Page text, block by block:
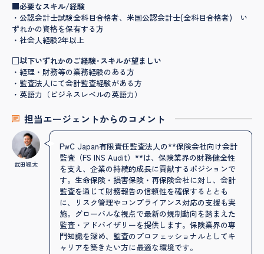
■必要なスキル/経験
・公認会計士試験全科目合格者、米国公認会計士(全科目合格者) い
ずれかの資格を保有する方
・社会人経験2年以上
□以下いずれかのご経験･スキルが望ましい
・経理・財務等の業務経験のある方
・監査法人にて会計監査経験がある方
・英語力（ビジネスレベルの英語力）
担当エージェントからのコメント
武田颯太
PwC Japan有限責任監査法人の**保険会社向け会計
監査（FS INS Audit）**は、保険業界の財務健全性
を支え、企業の持続的成長に貢献するポジションで
す。生命保険・損害保険・再保険会社に対し、会計
監査を通じて財務報告の信頼性を確保するととも
に、リスク管理やコンプライアンス対応の支援も実
施。グローバルな視点で最新の規制動向を踏まえた
監査・アドバイザリーを提供します。保険業界の専
門知識を深め、監査のプロフェッショナルとしてキ
ャリアを築きたい方に最適な環境です。